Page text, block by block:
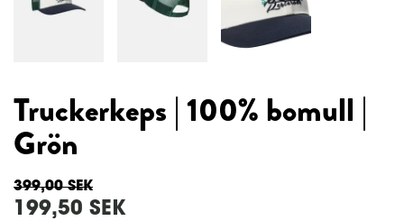
Truckerkeps | 100% bomull |
Grön
399,00SEK
199,50 SEK